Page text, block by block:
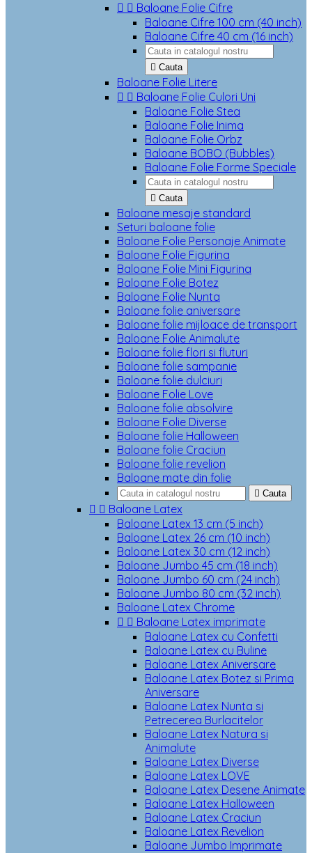
  Baloane Folie Cifre
Baloane Cifre 100 cm (40 inch)
Baloane Cifre 40 cm (16 inch)
 Cauta
Baloane Folie Litere
  Baloane Folie Culori Uni
Baloane Folie Stea
Baloane Folie Inima
Baloane Folie Orbz
Baloane BOBO (Bubbles)
Baloane Folie Forme Speciale
 Cauta
Baloane mesaje standard
Seturi baloane folie
Baloane Folie Personaje Animate
Baloane Folie Figurina
Baloane Folie Mini Figurina
Baloane Folie Botez
Baloane Folie Nunta
Baloane folie aniversare
Baloane folie mijloace de transport
Baloane Folie Animalute
Baloane folie flori si fluturi
Baloane folie sampanie
Baloane folie dulciuri
Baloane Folie Love
Baloane folie absolvire
Baloane Folie Diverse
Baloane folie Halloween
Baloane folie Craciun
Baloane folie revelion
Baloane mate din folie
 Cauta
  Baloane Latex
Baloane Latex 13 cm (5 inch)
Baloane Latex 26 cm (10 inch)
Baloane Latex 30 cm (12 inch)
Baloane Jumbo 45 cm (18 inch)
Baloane Jumbo 60 cm (24 inch)
Baloane Jumbo 80 cm (32 inch)
Baloane Latex Chrome
  Baloane Latex imprimate
Baloane Latex cu Confetti
Baloane Latex cu Buline
Baloane Latex Aniversare
Baloane Latex Botez si Prima
Aniversare
Baloane Latex Nunta si
Petrecerea Burlacitelor
Baloane Latex Natura si
Animalute
Baloane Latex Diverse
Baloane Latex LOVE
Baloane Latex Desene Animate
Baloane Latex Halloween
Baloane Latex Craciun
Baloane Latex Revelion
Baloane Jumbo Imprimate